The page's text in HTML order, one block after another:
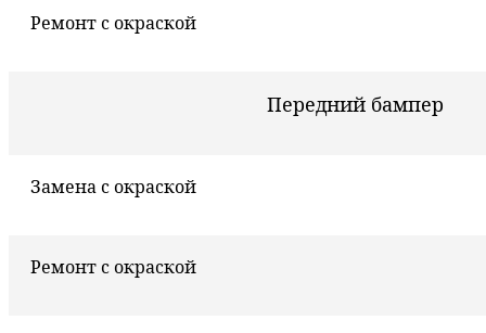
Ремонт с окраской
Передний бампер
Замена с окраской
Ремонт с окраской